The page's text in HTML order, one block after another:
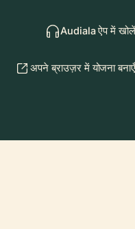
Audiala ऐप में खोलें
अपने ब्राउज़र में योजना बनाएँ